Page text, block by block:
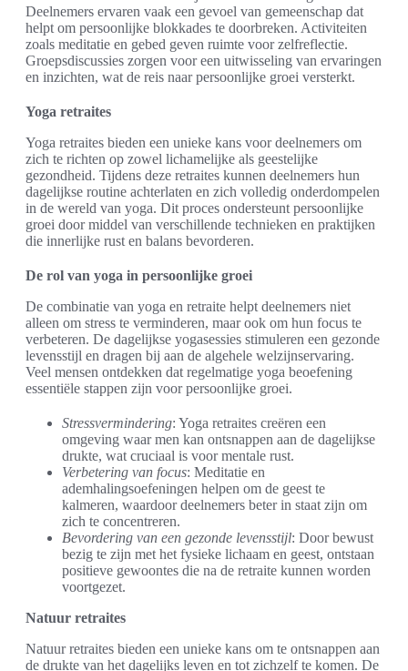
Deelnemers ervaren vaak een gevoel van gemeenschap dat
helpt om persoonlijke blokkades te doorbreken. Activiteiten
zoals meditatie en gebed geven ruimte voor zelfreflectie.
Groepsdiscussies zorgen voor een uitwisseling van ervaringen
en inzichten, wat de reis naar persoonlijke groei versterkt.
Yoga retraites
Yoga retraites bieden een unieke kans voor deelnemers om
zich te richten op zowel lichamelijke als geestelijke
gezondheid. Tijdens deze retraites kunnen deelnemers hun
dagelijkse routine achterlaten en zich volledig onderdompelen
in de wereld van yoga. Dit proces ondersteunt persoonlijke
groei door middel van verschillende technieken en praktijken
die innerlijke rust en balans bevorderen.
De rol van yoga in persoonlijke groei
De combinatie van yoga en retraite helpt deelnemers niet
alleen om stress te verminderen, maar ook om hun focus te
verbeteren. De dagelijkse yogasessies stimuleren een gezonde
levensstijl en dragen bij aan de algehele welzijnservaring.
Veel mensen ontdekken dat regelmatige yoga beoefening
essentiële stappen zijn voor persoonlijke groei.
Stressvermindering: Yoga retraites creëren een
omgeving waar men kan ontsnappen aan de dagelijkse
drukte, wat cruciaal is voor mentale rust.
Verbetering van focus: Meditatie en
ademhalingsoefeningen helpen om de geest te
kalmeren, waardoor deelnemers beter in staat zijn om
zich te concentreren.
Bevordering van een gezonde levensstijl: Door bewust
bezig te zijn met het fysieke lichaam en geest, ontstaan
positieve gewoontes die na de retraite kunnen worden
voortgezet.
Natuur retraites
Natuur retraites bieden een unieke kans om te ontsnappen aan
de drukte van het dagelijks leven en tot zichzelf te komen. De